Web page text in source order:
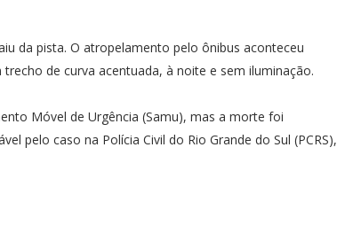
da pista. O atropelamento pelo ônibus aconteceu
de curva acentuada, à noite e sem iluminação.
Móvel de Urgência (Samu), mas a morte foi
pelo caso na Polícia Civil do Rio Grande do Sul (PCRS),